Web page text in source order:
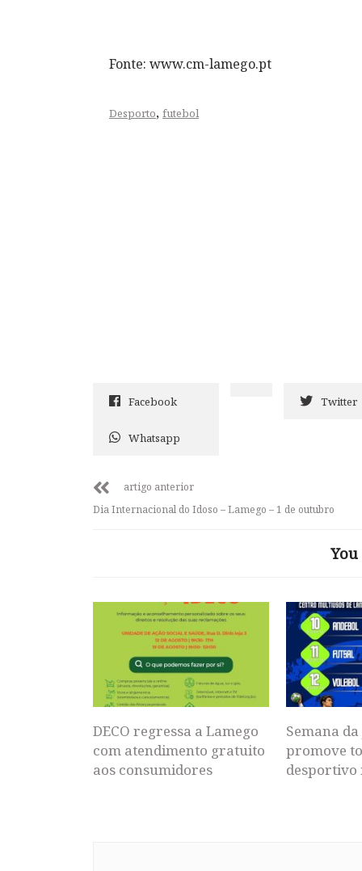
Fonte: www.cm-lamego.pt
Desporto, futebol
Facebook Twitter
Whatsapp
artigo anterior
Dia Internacional do Idoso – Lamego – 1 de outubro
DECO regressa a Lamego
com atendimento gratuito
aos consumidores
Semana
promove